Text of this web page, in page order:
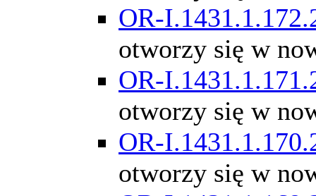
OR-
otworzy się w
OR-
otworzy się w
OR-
otworzy się w